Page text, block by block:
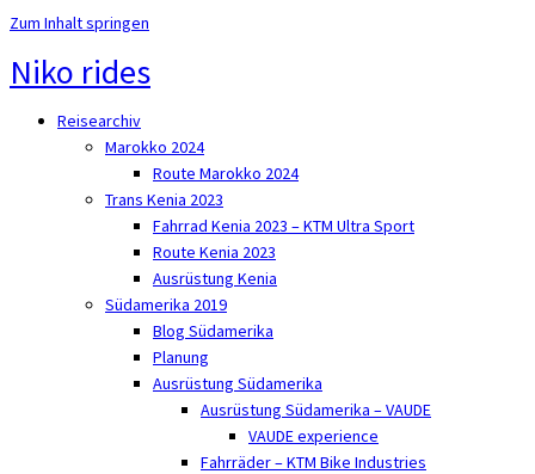
Zum Inhalt springen
Niko rides
Reisearchiv
Marokko 2024
Route Marokko 2024
Trans Kenia 2023
Fahrrad Kenia 2023 – KTM Ultra Sport
Route Kenia 2023
Ausrüstung Kenia
Südamerika 2019
Blog Südamerika
Planung
Ausrüstung Südamerika
Ausrüstung Südamerika – VAUDE
VAUDE experience
Fahrräder – KTM Bike Industries